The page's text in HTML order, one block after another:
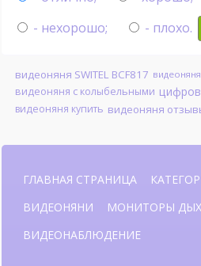
- нехорошо;
- плохо.
видеоняня SWITEL BCF817
видеоняня с колыбельными
видеоняня купить видеоняня
ГЛАВНАЯ СТРАНИЦА
ВИДЕОНЯНИ
МОНИТОРЫ
ВИДЕОНАБЛЮДЕНИЕ